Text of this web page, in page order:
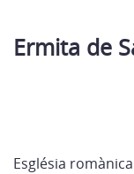
Ermita de
Església